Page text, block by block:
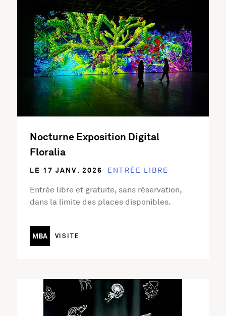
Nocturne Exposition Digital
Floralia
LE 17 JANV. 2026 ENTRÉE LIBRE
Entrée libre et gratuite, sans réservation,
dans la limite des places disponibles.
MBA VISITE
En savoir plus sur l'activité Hors les murs Muséo’Jeux